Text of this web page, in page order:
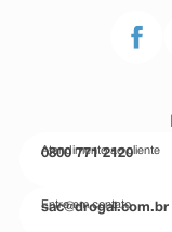
Atendimento ao cliente
0800 771 2120
Entre em contato
sac@drogal.com.br